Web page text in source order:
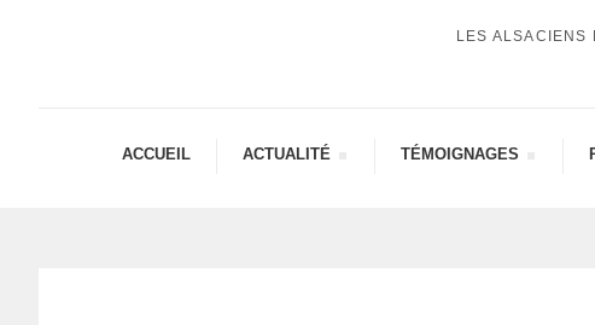
LES ALSACIENS
ACCUEIL ACTUA­LITÉ TÉMOI­GNAGES